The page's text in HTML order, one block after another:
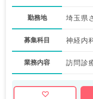
勤務地 埼玉県
募集科目
業務内容